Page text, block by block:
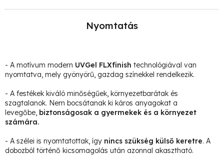
Nyomtatás
- A motívum modern UVGel FLXfinish technológiával van
nyomtatva, mely gyönyörű, gazdag színekkel rendelkezik.
- A festékek kiváló minőségűek, környezetbarátak és
szagtalanok. Nem bocsátanak ki káros anyagokat a
levegőbe, biztonságosak a gyermekek és a környezet
számára.
- A szélei is nyomtatottak, így nincs szükség külső keretre. A
dobozból történő kicsomagolás után azonnal akasztható.